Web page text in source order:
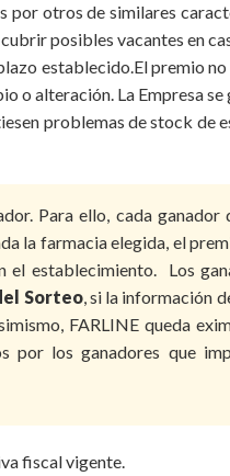
por otros de similares
posibles vacantes en
establecido.El premio
o alteración. La Empresa se
problemas de stock de
Para ello, cada ganador
la farmacia elegida, el
el establecimiento. Los
Sorteo, si la información
FARLINE queda
por los ganadores que
fiscal vigente.